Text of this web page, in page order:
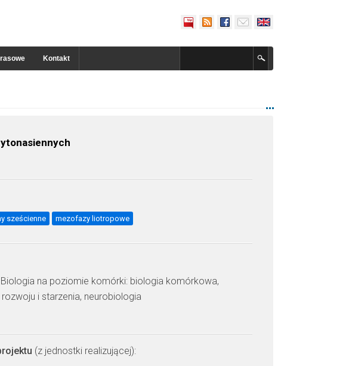
Kontakt
sześcienne mezofazy liotropowe
na poziomie komórki: biologia komórkowa,
i starzenia, neurobiologia
(z jednostki realizującej):